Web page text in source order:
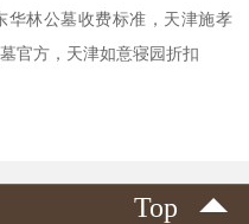
华林公墓收费标准，天津施孝
官方，天津如意寝园折扣
Top